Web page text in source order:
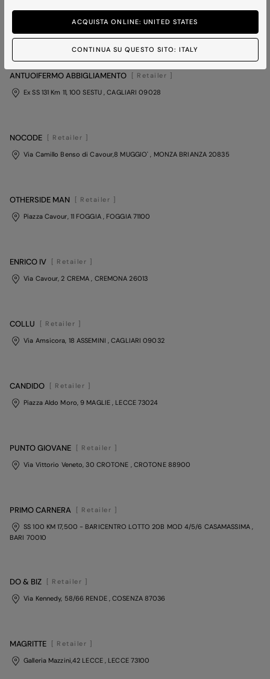
ACQUISTA ONLINE: UNITED STATES
CONTINUA SU QUESTO SITO: ITALY
EUROMODA
ANTUOIFERMO ABBIGLIAMENTO
[ Retailer ]
Ex SS 131 Km 11, 100 SESTU, CAGLIARI 09028
NOCODE
[ Retailer ]
Via Camillo Benso di Cavour,8 MUGGIO', MONZA BRIANZA20835
OTHERSIDE MAN
[ Retailer ]
Piazza Cavour, 11 FOGGIA , FOGGIA71100
ENRICO IV
[ Retailer ]
Via Cavour, 2 CREMA, CREMONA 26013
COLLU
[ Retailer ]
Via Amsicora, 18 ASSEMINI
, CAGLIARI 09032
CANDIDO
[ Retailer ]
Piazza Aldo Moro, 9 MAGLIE
, LECCE73024
PUNTO GIOVANE
[ Retailer ]
Via Vittorio Veneto, 30 CROTONE
, CROTONE88900
PRIMO CARNERA
[ Retailer ]
SS 100 KM 17,500 - BARICENTRO LOTTO 20B MOD 4/5/6 CASAMASSIMA
BARI 70010
DO & BIZ
[ Retailer ]
Via Kennedy, 58/66 RENDE , COSENZA87036
MAGRITTE
[ Retailer ]
Galleria Mazzini,42 LECCE
, LECCE73100